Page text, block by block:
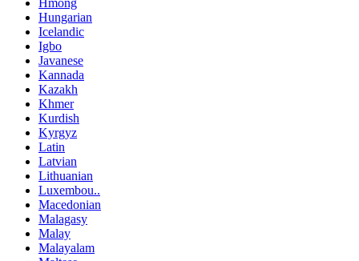
Hungarian
Icelandic
Igbo
Javanese
Kannada
Kazakh
Khmer
Kurdish
Kyrgyz
Latin
Latvian
Lithuanian
Luxembou..
Macedonian
Malagasy
Malay
Malayalam